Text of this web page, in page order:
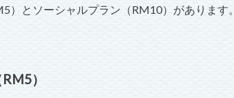
）とソーシャルプラン（RM10）があります。
）